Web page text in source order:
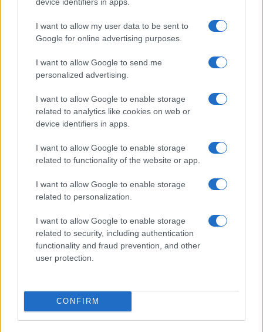
I want to allow my user data to be sent to
Google for online advertising purposes.
I want to allow Google to send me
personalized advertising.
I want to allow Google to enable storage
related to analytics like cookies on web or
device identifiers in apps.
I want to allow Google to enable storage
related to functionality of the website or app.
I want to allow Google to enable storage
related to personalization.
I want to allow Google to enable storage
related to security, including authentication
functionality and fraud prevention, and other
user protection.
CONFIRM
- Nisam znao da postoji povezanost sa tom
simbolikom. Mislio sam da je to samo gest koji se
ekstremističkim grupama i poručio da je riječ o
nesporazumu:
- Čovjek mora da pokuša da razumije stvari najbolje
što može, ali svijet je komplikovan i nekada može
pogriješi. To sam uradio i jučer i danas - naveo je
Kepen.
Ipak, Benjamin Hadža ostaje skeptičan:
- Jednostavno ne vjerujem u to objašnjenje. Ne
možete se predstavljati kao neko ko poznaje
kada stignu kritike - rekao je.